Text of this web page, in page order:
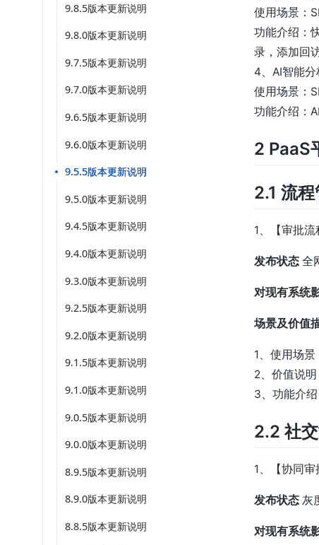
9.8.5版本更新说明
9.8.0版本更新说明
9.7.5版本更新说明
9.7.0版本更新说明
9.6.5版本更新说明
9.6.0版本更新说明
9.5.5版本更新说明
9.5.0版本更新说明
9.4.5版本更新说明
9.4.0版本更新说明
9.3.0版本更新说明
9.2.5版本更新说明
9.2.0版本更新说明
9.1.5版本更新说明
9.1.0版本更新说明
9.0.5版本更新说明
9.0.0版本更新说明
8.9.5版本更新说明
8.9.0版本更新说明
8.8.5版本更新说明
使用场景：
功能介绍：
录，添加回
4、AI智能分
使用场景：
功能介绍：
2 PaaS
2.1 流
1、【审批
发布状态 全
对现有系统
场景及价值
1、使用场
2、价值说
3、功能介
2.2 社
1、【协同
发布状态 灰
对现有系统